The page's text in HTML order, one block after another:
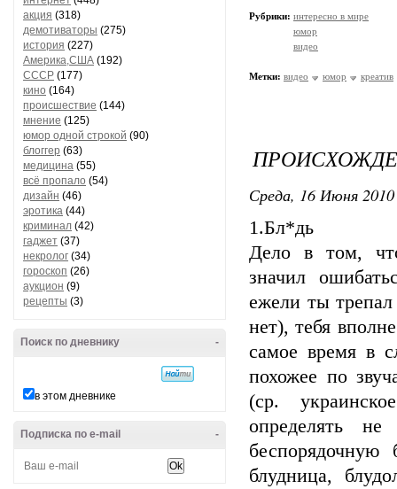
акция (318)
демотиваторы (275)
история (227)
Америка,США (192)
СССР (177)
кино (164)
происшествие (144)
мнение (125)
юмор одной строкой (90)
блоггер (63)
медицина (55)
всё пропало (54)
дизайн (46)
эротика (44)
криминал (42)
гаджет (37)
некролог (34)
гороскоп (26)
аукцион (9)
рецепты (3)
-
Поиск по дневнику
в этом дневнике
-
Подписка по e-mail
Рубрики: интересно в мире
юмор
видео
Метки: видео юмор креатив
Среда, 16 Июня
1.Бл*дь
Дело в том, что
значил
ежели ты
нет), тебя
самое время в
похожее по
(ср.
определять
блудница,